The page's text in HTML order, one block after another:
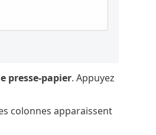
presse-papier. Appuyez
colonnes apparaissent